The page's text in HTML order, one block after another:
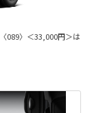
089〉＜33,000円＞は